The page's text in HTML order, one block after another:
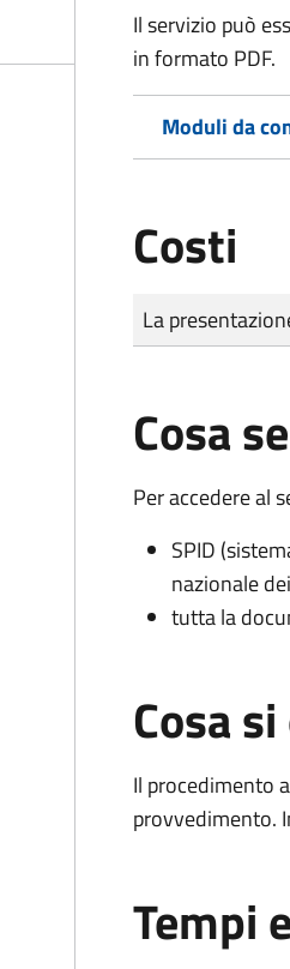
Il servizio può
in formato PDF.
Moduli da
Costi
Tipo di
Importo
La
Cosa
Per accedere al
SPID
nazionale
tutta la
Cosa
Il procedimento
provvedimento.
Tempi